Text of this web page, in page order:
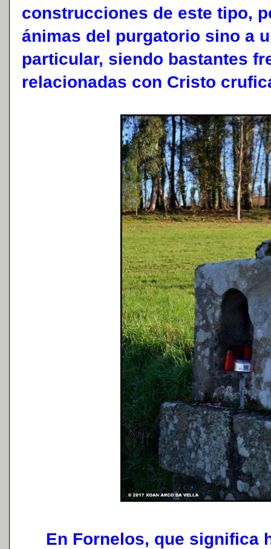
construcciones de este tipo,
ánimas del purgatorio sino a
particular, siendo bastantes
relacionadas con Cristo
En Fornelos, que significa